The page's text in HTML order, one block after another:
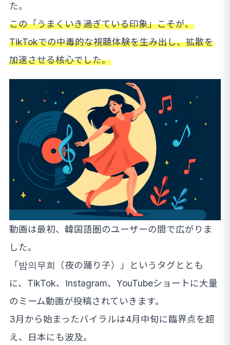
た。
この「うまくいき過ぎている印象」こそが、
TikTokでの中毒的な視聴体験を生み出し、拡散を
加速させる核心でした。
動画は最初、韓国語圏のユーザーの間で広がりま
した。
「밤의무희（夜の踊り子）」というタグととも
に、TikTok、Instagram、YouTubeショートに大量
のミーム動画が投稿されていきます。
3月から始まったバイラルは4月中旬に臨界点を超
え、日本にも波及。